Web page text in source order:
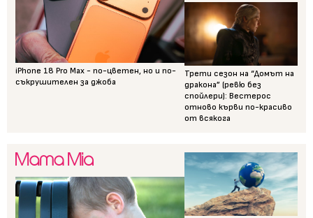
iPhone 18 Pro Max - по-цветен, но и по-
съкрушителен за джоба
Трети сезон на “Домът на
дракона” (ревю без
спойлери): Вестерос
отново кърви по-красиво
от всякога